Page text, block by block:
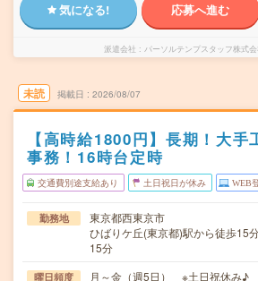
気になる! 応募へ進む
派遣会社 パーソルテンプスタッフ株式
未読 掲載日 2026/08/07
【高時給1800円】長期！大手
事務！16時台定時
交通費別途支給あり 土日祝日が休み WEB
勤務地
東京都西東京市
ひばりケ丘(東京都)駅から徒歩15
15分
曜日頻度 月～金（週5日） ※土日祝休み♪